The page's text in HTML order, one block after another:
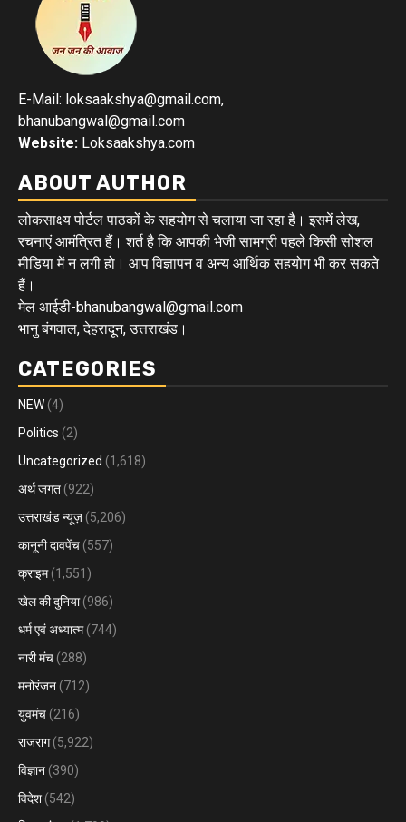
E-Mail: loksaakshya@gmail.com,
bhanubangwal@gmail.com
Website: Loksaakshya.com
ABOUT AUTHOR
लोकसाक्ष्य पोर्टल पाठकों के सहयोग से चलाया जा रहा है। इसमें लेख,
रचनाएं आमंत्रित हैं। शर्त है कि आपकी भेजी सामग्री पहले किसी सोशल
मीडिया में न लगी हो। आप विज्ञापन व अन्य आर्थिक सहयोग भी कर सकते
हैं।
मेल आईडी-bhanubangwal@gmail.com
भानु बंगवाल, देहरादून, उत्तराखंड।
CATEGORIES
NEW (4)
Politics (2)
Uncategorized (1,618)
अर्थ जगत (922)
उत्तराखंड न्यूज़ (5,206)
कानूनी दावपेंच (557)
क्राइम(1,551)
खेल की दुनिया(986)
धर्म एवं अध्यात्म(744)
नारी मंच (288)
मनोरंजन (712)
युवमंच (216)
राजराग(5,922)
विज्ञान (390)
विदेश (542)